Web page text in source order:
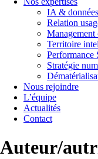
IA & données
Relation
Territoire
Stratégie
Nous rejoindre
L’équipe
Actualités
Contact
Auteur/